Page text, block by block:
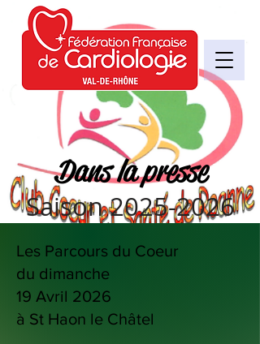
Dans la presse
Saison2025-2026
Les Parcours du Coeur
du dimanche
19 Avril 2026
à St Haon le Châtel